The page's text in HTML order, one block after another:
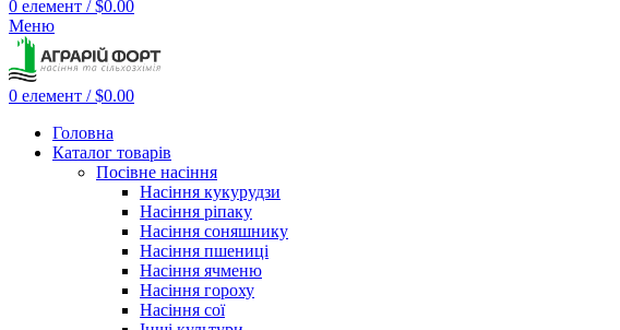
0 елемент / $0.00
Меню
0 елемент / $0.00
Головна
Каталог товарів
Посівне насіння
Насіння кукурудзи
Насіння ріпаку
Насіння соняшнику
Насіння пшениці
Насіння ячменю
Насіння гороху
Насіння сої